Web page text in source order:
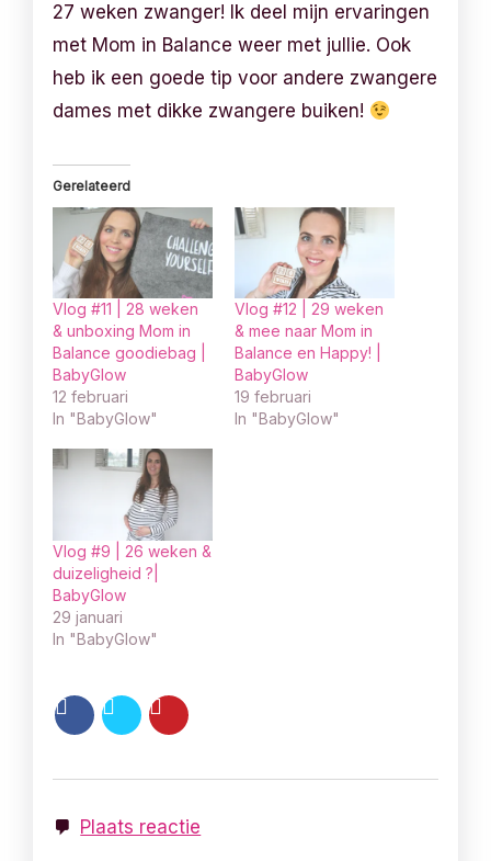
27 weken zwanger! Ik deel mijn ervaringen
met Mom in Balance weer met jullie. Ook
heb ik een goede tip voor andere zwangere
dames met dikke zwangere buiken!
Gerelateerd
Vlog #11 | 28 weken
& unboxing Mom in
Balance goodiebag |
BabyGlow
12 februari
In "BabyGlow"
Vlog #12 | 29 weken
& mee naar Mom in
Balance en Happy! |
BabyGlow
19 februari
In "BabyGlow"
Vlog #9 | 26 weken &
duizeligheid ?|
BabyGlow
29 januari
In "BabyGlow"
Plaats reactie